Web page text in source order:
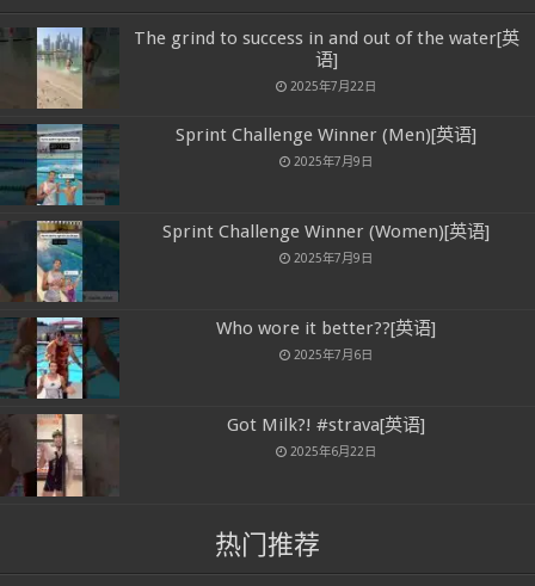
The grind to success in and out of the water[英
语]
2025年7月22日
Sprint Challenge Winner (Men)[英语]
2025年7月9日
Sprint Challenge Winner (Women)[英语]
2025年7月9日
Who wore it better??[英语]
2025年7月6日
Got Milk?! #strava[英语]
2025年6月22日
热门推荐